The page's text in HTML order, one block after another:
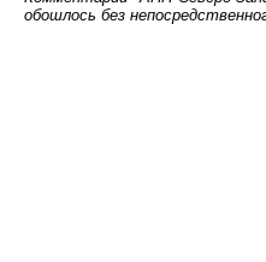
обошлось без